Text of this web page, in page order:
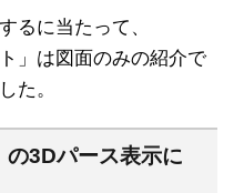
るに当たって、
」は図面のみの紹介で
た。
の3Dパース表示に